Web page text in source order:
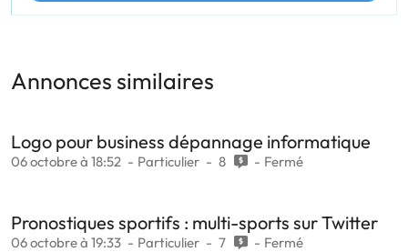
Annonces similaires
Logo pour business dépannage informatique
06 octobre à 18:52 Particulier 8 Fermé
Pronostiques sportifs : multi-sports sur Twitter
06 octobre à 19:33 Particulier 7 Fermé